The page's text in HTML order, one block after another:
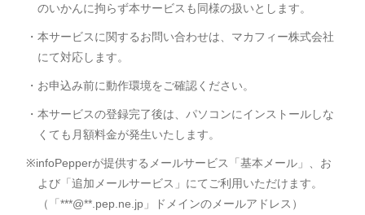
のいかんに拘らず本サービスも同様の扱いとします。
・本サービスに関するお問い合わせは、マカフィー株式会社
にて対応します。
・お申込み前に動作環境をご確認ください。
・本サービスの登録完了後は、パソコンにインストールしな
くても月額料金が発生いたします。
※infoPepperが提供するメールサービス「基本メール」、お
よび「追加メールサービス」にてご利用いただけます。
（「***@**.pep.ne.jp」ドメインのメールアドレス）